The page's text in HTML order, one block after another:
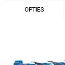
OPTIES